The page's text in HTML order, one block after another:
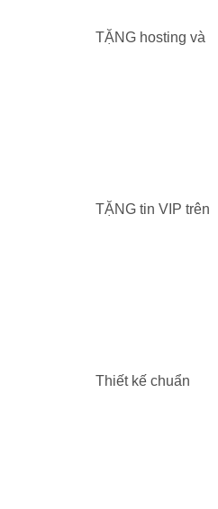
TẶNG hosting và
TẶNG tin VIP trên
Thiết kế chuẩn